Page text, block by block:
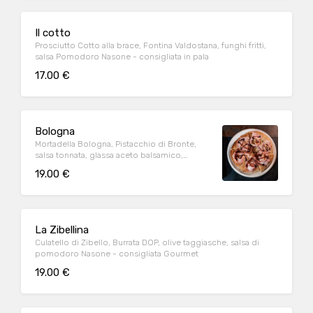
Il cotto
Prosciutto Cotto alla brace, Fontina Valdostana, funghi fritti,
salsa Pomodoro Nasone - consigliata in pala
17.00 €
Bologna
Mortadella Bologna, Pistacchio di Bronte,
salsa tonnata, glassa aceto balsamico,
19.00 €
La Zibellina
Culatello di Zibello, Burrata DOP, olive taggiasche, salsa di
pomodoro Nasone - consigliata Gourmet
19.00 €